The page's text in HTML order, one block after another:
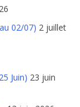
02/07) 2 juillet
Juin) 23 juin